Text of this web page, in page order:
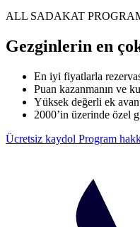
ALL SADAKAT
Gezginlerin en
En iyi fiyatlarla
Puan kazanmanın ve
Yüksek değerli ek
2000’in üzerinde özel
Ücretsiz kaydol Program